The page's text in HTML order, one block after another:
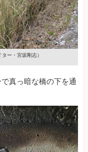
ター・宮坂剛志）
真っ暗な橋の下を通